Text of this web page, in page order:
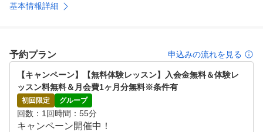
特徴②経験豊かなプロによるレッスン
会員様に目標をお聞きし、シミュレーターの映像や数値デ
す。
特徴③レッスン受け放題、レンジ使い放題のサブスクモデ
ル
基本情報詳細
予約プラン 申込みの流れを見る
【キャンペーン】【無料体験レッスン】入会金無料＆体験レ
ッスン料無料＆月会費1ヶ月分無料※条件有
初回限定 グループ
回数 1回時間 55分
キャンペーン開催中！